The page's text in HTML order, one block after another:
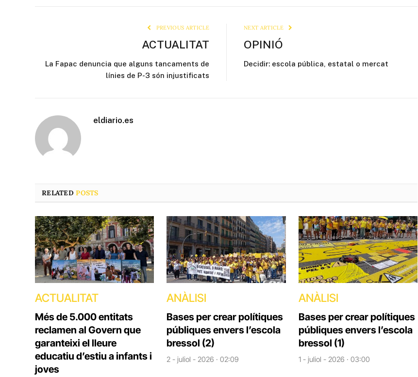
PREVIOUS ARTICLE
ACTUALITAT
La Fapac denuncia que alguns tancaments de
línies de P-3 són injustificats
NEXT ARTICLE
OPINIÓ
Decidir: escola pública, estatal o mercat
eldiario.es
RELATEDPOSTS
ACTUALITAT
Més de 5.000 entitats
reclamen al Govern que
garanteixi el lleure
educatiu d’estiu a infants i
joves
ANÀLISI
Bases per crear polítiques
públiques envers l’escola
bressol (2)
2 - juliol - 2026 · 02:09
ANÀLISI
Bases per crear polítiques
públiques envers l’escola
bressol (1)
1 - juliol - 2026 · 03:00